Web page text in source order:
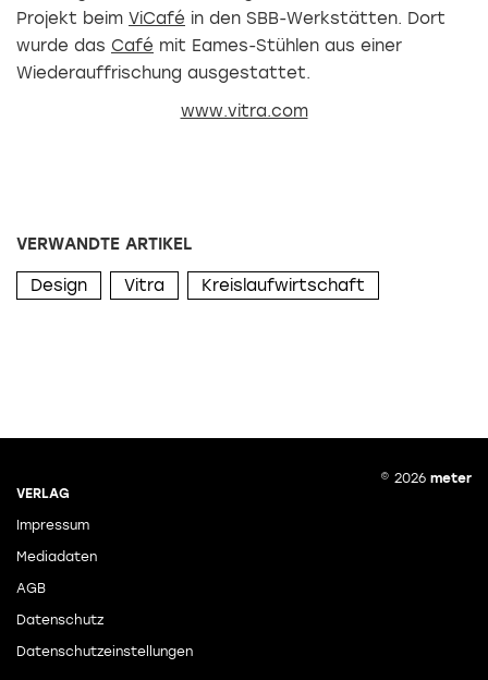
Projekt beim ViCafé in den SBB-Werkstätten. Dort
wurde das Café mit Eames-Stühlen aus einer
Wiederauffrischung ausgestattet.
www.vitra.com
VERWANDTE ARTIKEL
Design Vitra Kreislaufwirtschaft
VERLAG
Impressum
Mediadaten
AGB
Datenschutz
Datenschutzeinstellungen
© 2026 meter